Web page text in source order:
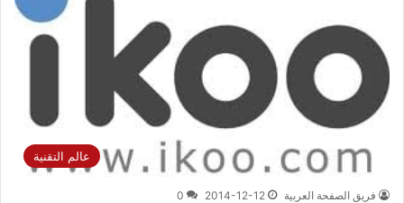
عالم التقنية
فريق الصفحة العربية 2014-12-12
0